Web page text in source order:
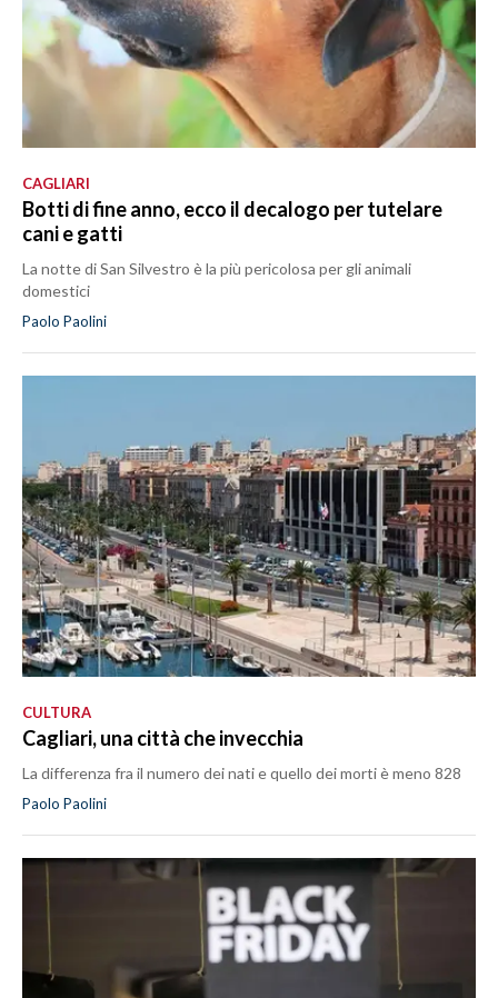
CAGLIARI
Botti di fine anno, ecco il decalogo per tutelare
cani e gatti
La notte di San Silvestro è la più pericolosa per gli animali
domestici
Paolo Paolini
CULTURA
Cagliari, una città che invecchia
La differenza fra il numero dei nati e quello dei morti è meno 828
Paolo Paolini